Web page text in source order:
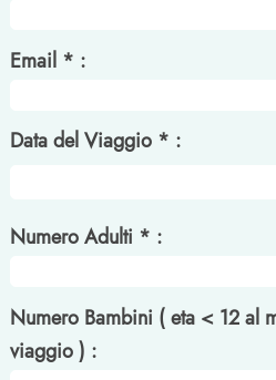
Email * :
Data del Viaggio * :
Numero Adulti * :
Numero Bambini ( eta < 12 al
viaggio ) :